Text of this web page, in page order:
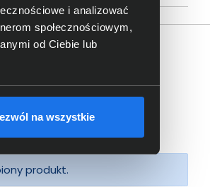
i analizować
społecznościowym,
od Ciebie lub
na wszystkie
produkt.